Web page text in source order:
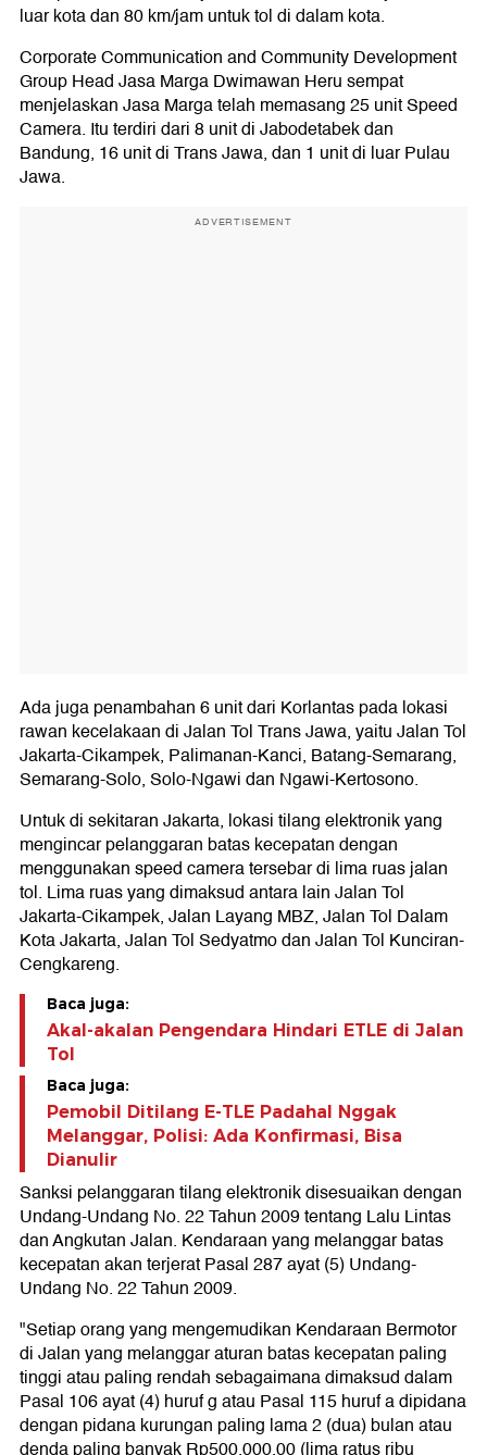
luar kota dan 80 km/jam untuk tol di dalam kota.
Corporate Communication and Community Development
Group Head Jasa Marga Dwimawan Heru sempat
menjelaskan Jasa Marga telah memasang 25 unit Speed
Camera. Itu terdiri dari 8 unit di Jabodetabek dan
Bandung, 16 unit di Trans Jawa, dan 1 unit di luar Pulau
Jawa.
ADVERTISEMENT
Ada juga penambahan 6 unit dari Korlantas pada lokasi
rawan kecelakaan di Jalan Tol Trans Jawa, yaitu Jalan Tol
Jakarta-Cikampek, Palimanan-Kanci, Batang-Semarang,
Semarang-Solo, Solo-Ngawi dan Ngawi-Kertosono.
Untuk di sekitaran Jakarta, lokasi tilang elektronik yang
mengincar pelanggaran batas kecepatan dengan
menggunakan speed camera tersebar di lima ruas jalan
tol. Lima ruas yang dimaksud antara lain Jalan Tol
Jakarta-Cikampek, Jalan Layang MBZ, Jalan Tol Dalam
Kota Jakarta, Jalan Tol Sedyatmo dan Jalan Tol Kunciran-
Cengkareng.
Baca juga:
Akal-akalan Pengendara Hindari ETLE di Jalan
Tol
Baca juga:
Pemobil Ditilang E-TLE Padahal Nggak
Melanggar, Polisi: Ada Konfirmasi, Bisa
Dianulir
Sanksi pelanggaran tilang elektronik disesuaikan dengan
Undang-Undang No. 22 Tahun 2009 tentang Lalu Lintas
dan Angkutan Jalan. Kendaraan yang melanggar batas
kecepatan akan terjerat Pasal 287 ayat (5) Undang-
Undang No. 22 Tahun 2009.
"Setiap orang yang mengemudikan Kendaraan Bermotor
di Jalan yang melanggar aturan batas kecepatan paling
tinggi atau paling rendah sebagaimana dimaksud dalam
Pasal 106 ayat (4) huruf g atau Pasal 115 huruf a dipidana
dengan pidana kurungan paling lama 2 (dua) bulan atau